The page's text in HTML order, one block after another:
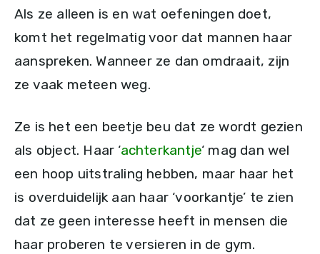
Als ze alleen is en wat oefeningen doet,
komt het regelmatig voor dat mannen haar
aanspreken. Wanneer ze dan omdraait, zijn
ze vaak meteen weg.
Ze is het een beetje beu dat ze wordt gezien
als object. Haar ‘achterkantje‘ mag dan wel
een hoop uitstraling hebben, maar haar het
is overduidelijk aan haar ‘voorkantje’ te zien
dat ze geen interesse heeft in mensen die
haar proberen te versieren in de gym.